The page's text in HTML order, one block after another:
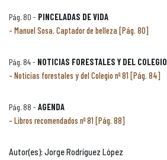
Pág. 80 - PINCELADAS DE VIDA
Manuel Sosa. Captador de belleza [Pág. 80]
Pág. 84 - NOTICIAS FORESTALES Y DEL COLEGIO
Noticias forestales y del Colegio nº 81 [Pág. 84]
Pág. 88 - AGENDA
Libros recomendados nº 81 [Pág. 88]
Autor(es): Jorge Rodríguez López